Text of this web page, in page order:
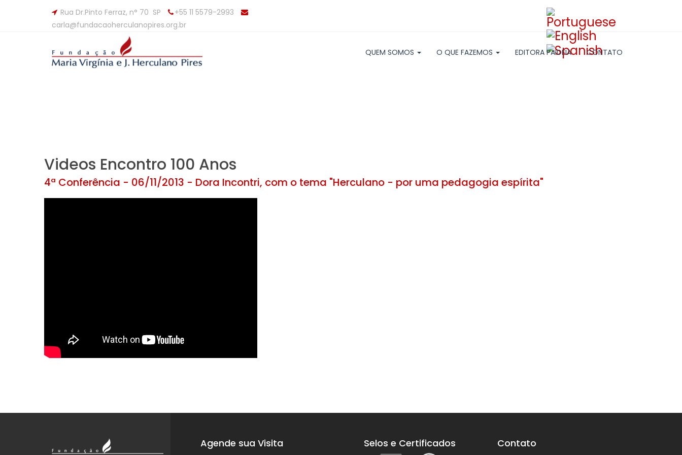
Rua Dr.Pinto Ferraz, n° 70 SP
+55 11 5579-2993
carla@fundacaoherculanopires.org.br
QUEM SOMOS O QUE FAZEMOS EDITORA PAIDEIA CONTATO
Videos Encontro 100 Anos
4ª Conferência - 06/11/2013 - Dora Incontri, com o tema "Herculano - por uma pedagogia espírita"
Agende sua Visita Selos e Certificados Contato